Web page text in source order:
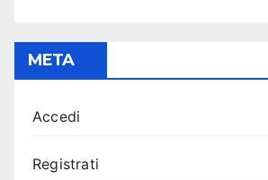
META
Accedi
Registrati